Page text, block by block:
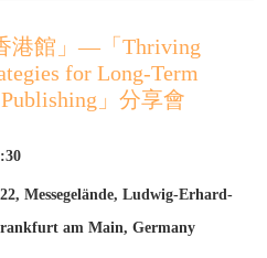
港館」—「Thriving
for Long-Term
」分享會
Messegelände, Ludwig-Erhard-
am Main, Germany